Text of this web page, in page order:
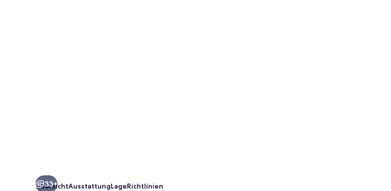
33+
ÜbersichtAusstattungLageRichtlinien